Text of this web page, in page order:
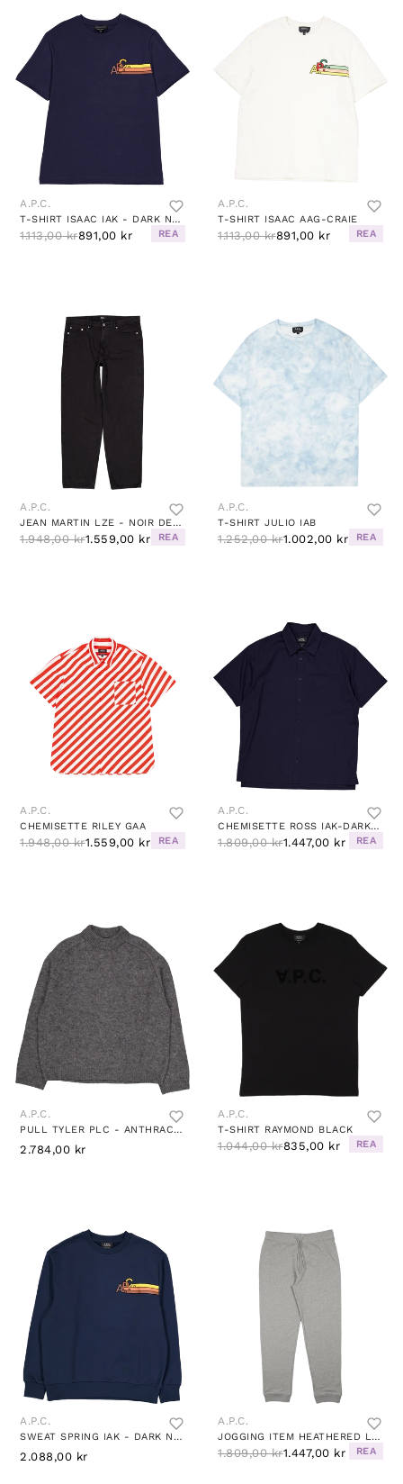
A.P.C.
T-SHIRT ISAAC IAK - DARK NAVY
1.113,00 kr891,00 kr REA
A.P.C.
T-SHIRT ISAAC AAG-CRAIE
1.113,00 kr891,00 kr REA
A.P.C.
JEAN MARTIN LZE - NOIR DELAVE
1.948,00 kr1.559,00 kr REA
A.P.C.
T-SHIRT JULIO IAB
1.252,00 kr1.002,00 kr REA
A.P.C.
CHEMISETTE RILEY GAA
1.948,00 kr1.559,00 kr REA
A.P.C.
CHEMISETTE ROSS IAK-DARK NAVY
1.809,00 kr1.447,00 kr REA
A.P.C.
PULL TYLER PLC - ANTHRACITE CHINE
2.784,00 kr
A.P.C.
T-SHIRT RAYMOND BLACK
1.044,00 kr835,00 kr REA
A.P.C.
SWEAT SPRING IAK - DARK NAVY
2.088,00 kr
A.P.C.
JOGGING ITEM HEATHERED LIGHT GREY
1.809,00 kr1.447,00 kr REA